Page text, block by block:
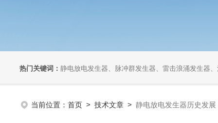
热门关键词： 静电放电发生器、脉冲群发生器、雷击浪涌发生器、汽车干扰模拟器、组
当前位置： 首页 > 技术文章 > 静电放电发生器历史发展